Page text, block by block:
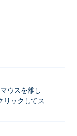
アを最大化する
集めてくださ
頭を体に取り付
び方は？
す。マウスを放
「Go!」を押して
ウスを離し
リックしてス